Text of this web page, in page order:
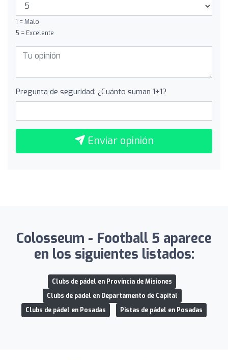
1 = Malo
5 = Excelente
Pregunta de seguridad: ¿Cuánto suman 1+1?
Enviar opinión
Colosseum - Football 5 aparece
en los siguientes listados:
Clubs de pádel en Provincia de Misiones
Clubs de pádel en Departamento de Capital
Clubs de pádel en Posadas
Pistas de pádel en Posadas